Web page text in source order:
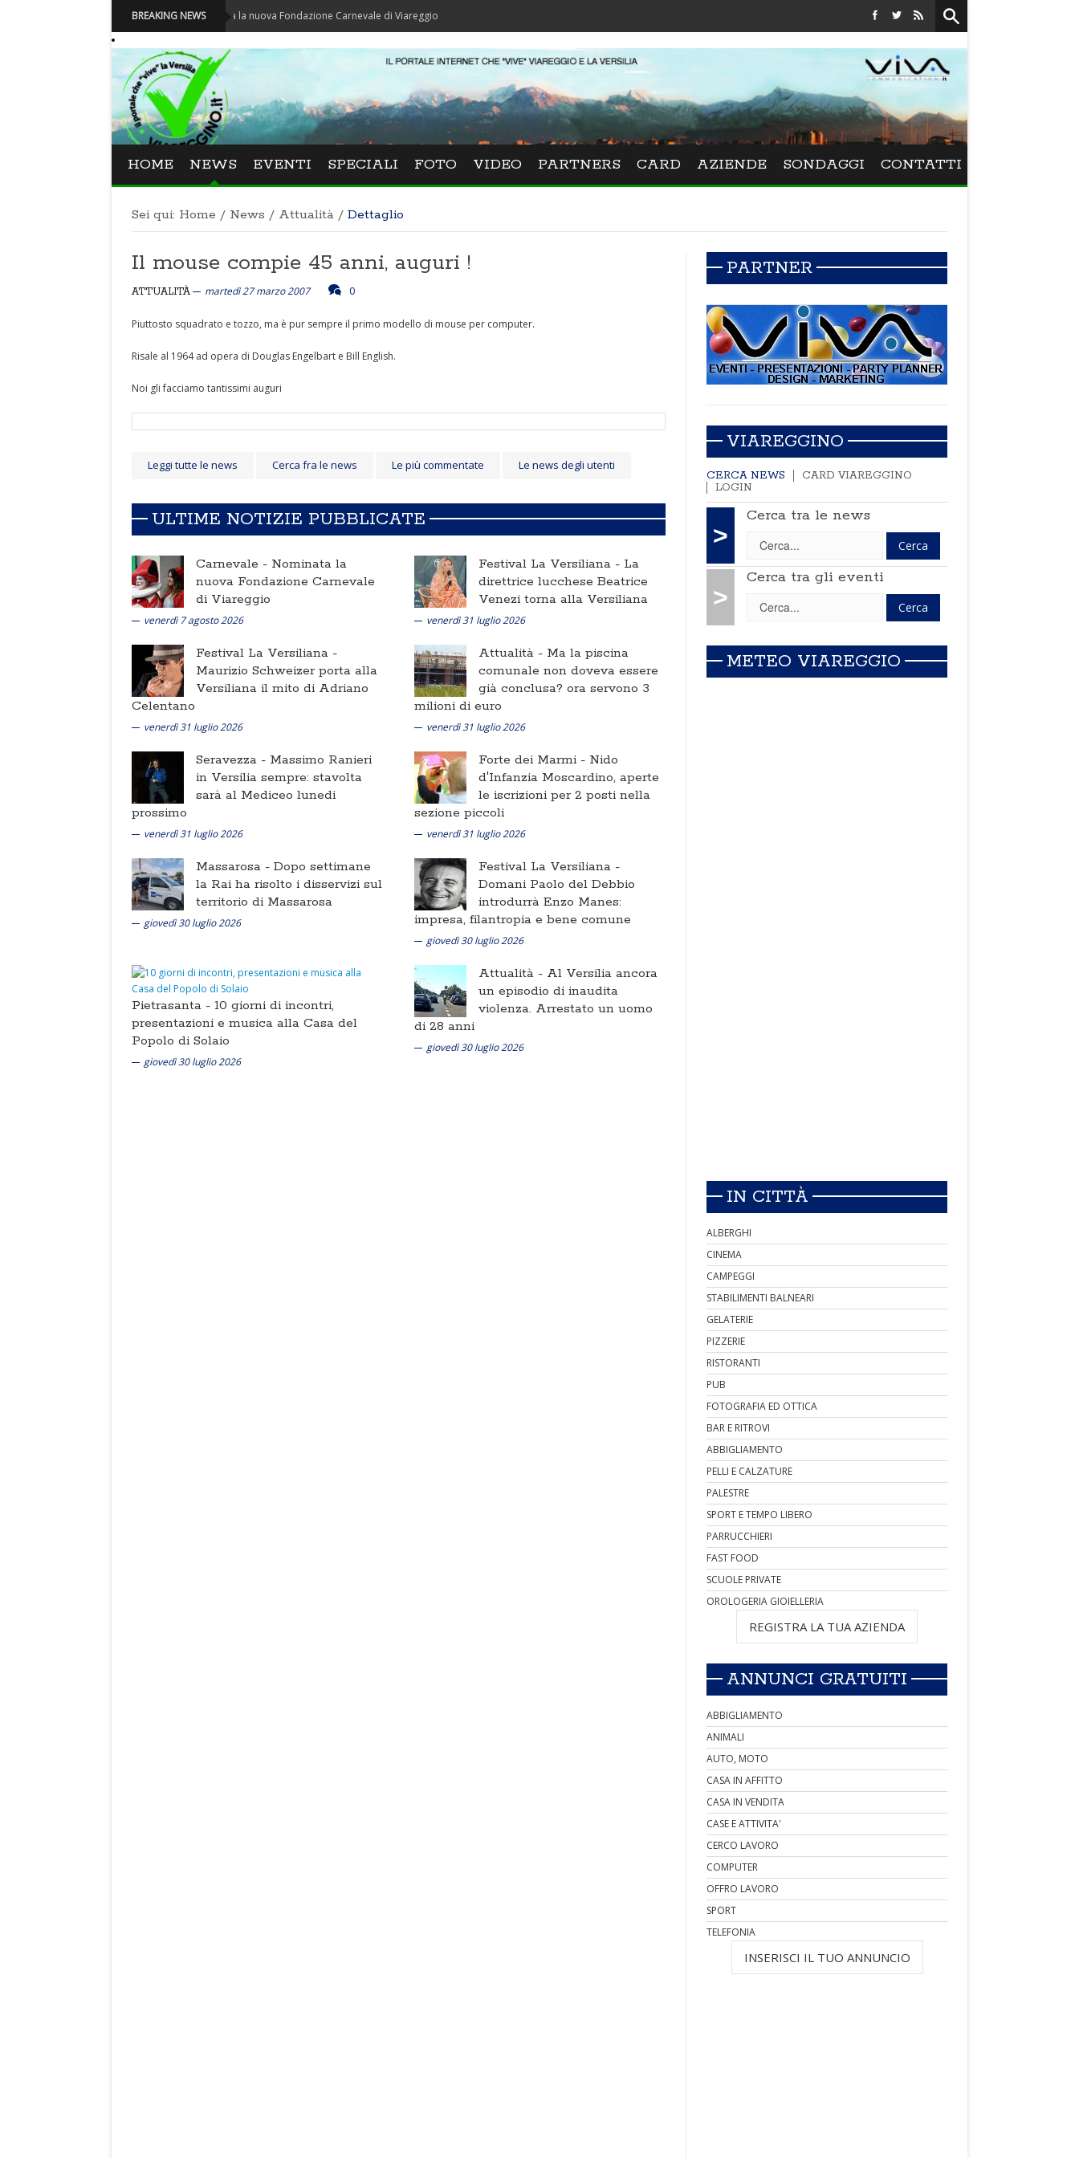
BREAKING NEWS
Carnevale - Nominata la nuova Fondazione Carnevale di Viareggio Festival La Versiliana - La direttrice lucchese Beatrice
HOME NEWS EVENTI SPECIALI FOTO VIDEO PARTNERS CARD AZIENDE SONDAGGI CONTATTI
Sei qui: Home / News / Attualità / Dettaglio
Il mouse compie 45 anni, auguri !
ATTUALITÀ martedì 27 marzo 2007 0
Piuttosto squadrato e tozzo, ma è pur sempre il primo modello di mouse per computer.
Risale al 1964 ad opera di Douglas Engelbart e Bill English.
Noi gli facciamo tantissimi auguri
Leggi tutte le news Cerca fra le news Le più commentate Le news degli utenti
ULTIME NOTIZIE PUBBLICATE
Carnevale - Nominata la
nuova Fondazione Carnevale
di Viareggio
venerdì 7 agosto 2026
Festival La Versiliana - La
direttrice lucchese Beatrice
Venezi torna alla Versiliana
venerdì 31 luglio 2026
Festival La Versiliana -
Maurizio Schweizer porta alla
Versiliana il mito di Adriano
Celentano
venerdì 31 luglio 2026
Attualità - Ma la piscina
comunale non doveva essere
già conclusa? ora servono 3
milioni di euro
venerdì 31 luglio 2026
Seravezza - Massimo Ranieri
in Versilia sempre: stavolta
sarà al Mediceo lunedi
prossimo
venerdì 31 luglio 2026
Forte dei Marmi - Nido
d'Infanzia Moscardino, aperte
le iscrizioni per 2 posti nella
sezione piccoli
venerdì 31 luglio 2026
Massarosa - Dopo settimane
la Rai ha risolto i disservizi sul
territorio di Massarosa
giovedì 30 luglio 2026
Festival La Versiliana -
Domani Paolo del Debbio
introdurrà Enzo Manes:
impresa, filantropia e bene comune
giovedì 30 luglio 2026
Pietrasanta - 10 giorni di incontri,
presentazioni e musica alla Casa del
Popolo di Solaio
giovedì 30 luglio 2026
Attualità - Al Versilia ancora
un episodio di inaudita
violenza. Arrestato un uomo
di 28 anni
giovedì 30 luglio 2026
PARTNER
VIAREGGINO
CERCA NEWS
CARD VIAREGGINO
LOGIN
>
Cerca tra le news
>
Cerca tra gli eventi
METEO VIAREGGIO
IN CITTÀ
ALBERGHI
CINEMA
CAMPEGGI
STABILIMENTI BALNEARI
GELATERIE
PIZZERIE
RISTORANTI
PUB
FOTOGRAFIA ED OTTICA
BAR E RITROVI
ABBIGLIAMENTO
PELLI E CALZATURE
PALESTRE
SPORT E TEMPO LIBERO
PARRUCCHIERI
FAST FOOD
SCUOLE PRIVATE
OROLOGERIA GIOIELLERIA
REGISTRA LA TUA AZIENDA
ANNUNCI GRATUITI
ABBIGLIAMENTO
ANIMALI
AUTO, MOTO
CASA IN AFFITTO
CASA IN VENDITA
CASE E ATTIVITA'
CERCO LAVORO
COMPUTER
OFFRO LAVORO
SPORT
TELEFONIA
INSERISCI IL TUO ANNUNCIO